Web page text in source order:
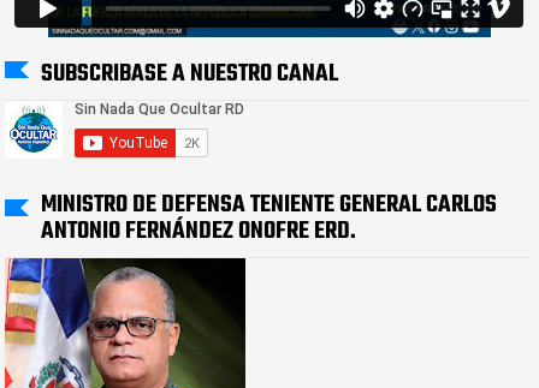
SUBSCRIBASE A NUESTRO CANAL
MINISTRO DE DEFENSA TENIENTE GENERAL CARLOS
ANTONIO FERNÁNDEZ ONOFRE ERD.